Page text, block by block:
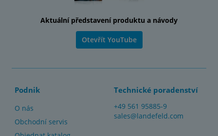
Aktuální představení produktu a návody
Otevřít YouTube
Podnik
O nás
Obchodní servis
Technické poradenství
+49 561 95885-9
sales@landefeld.com